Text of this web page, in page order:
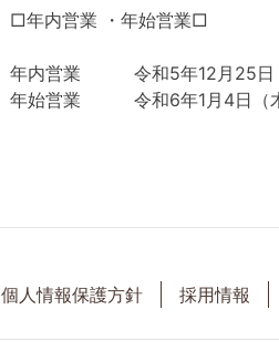
□年内営業 ・年始営業□
年内営業 令和5年12月25日
年始営業 令和6年1月4日（木
個人情報保護方針 採用情報